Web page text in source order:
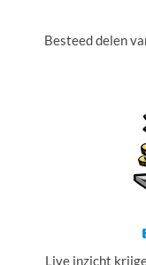
Besteed delen
Live inzicht